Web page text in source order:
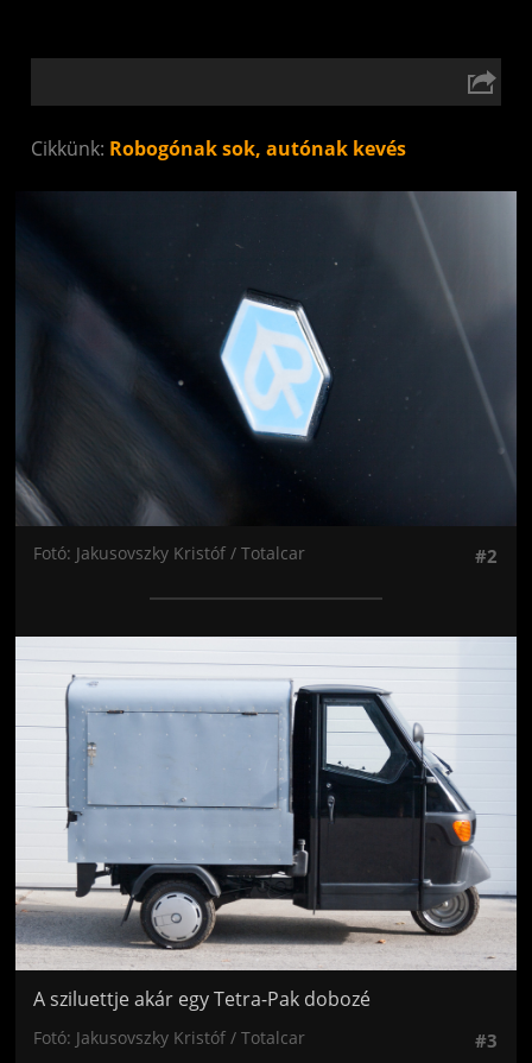
Cikkünk: Robogónak sok, autónak kevés
Jön még kép!
Fotó: Jakusovszky Kristóf / Totalcar #2
Jön még kép!
A sziluettje akár egy Tetra-Pak dobozé
Fotó: Jakusovszky Kristóf / Totalcar #3